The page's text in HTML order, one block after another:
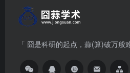
「 囧是科研的起点，蒜(算)破万般